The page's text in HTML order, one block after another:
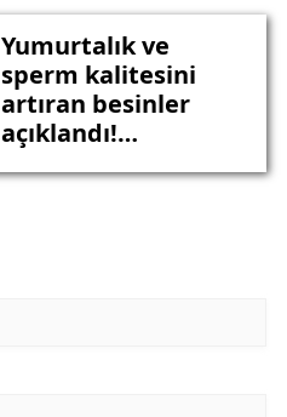
Yumurtalık ve
sperm kalitesini
artıran besinler
açıklandı!